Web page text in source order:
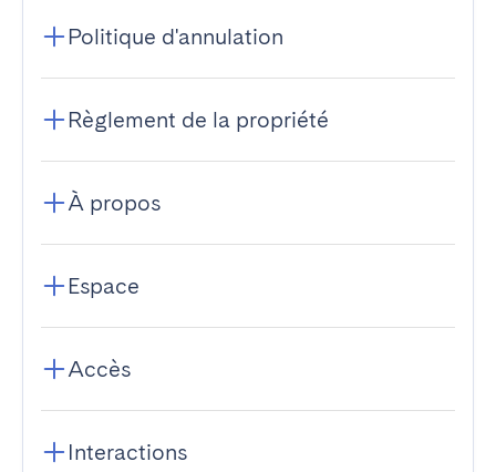
Politique d'annulation
Règlement de la propriété
À propos
Espace
Accès
Interactions